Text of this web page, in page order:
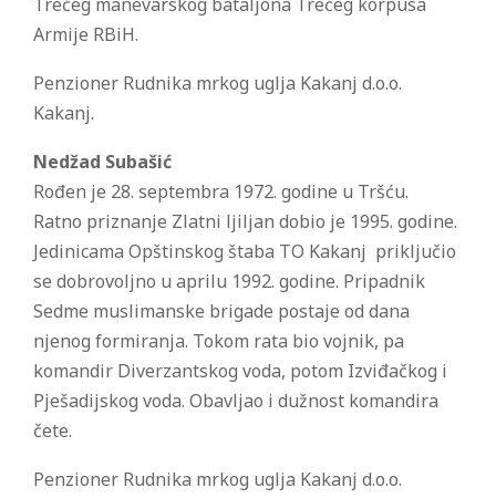
Armije RBiH.
Penzioner Rudnika mrkog uglja Kakanj d.o.o.
Kakanj.
Nedžad Subašić
Rođen je 28. septembra 1972. godine u Tršću.
Ratno priznanje Zlatni ljiljan dobio je 1995. godine.
Jedinicama Opštinskog štaba TO Kakanj priključio
se dobrovoljno u aprilu 1992. godine. Pripadnik
Sedme muslimanske brigade postaje od dana
njenog formiranja. Tokom rata bio vojnik, pa
komandir Diverzantskog voda, potom Izviđačkog i
Pješadijskog voda. Obavljao i dužnost komandira
čete.
Penzioner Rudnika mrkog uglja Kakanj d.o.o.